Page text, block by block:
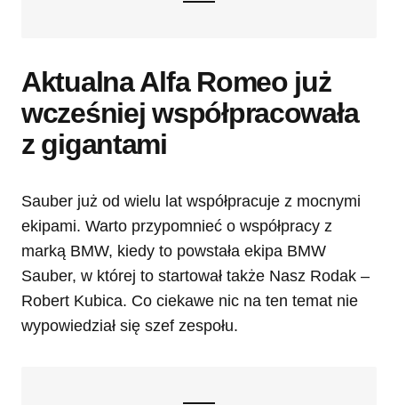
Aktualna Alfa Romeo już
wcześniej współpracowała
z gigantami
Sauber już od wielu lat współpracuje z mocnymi
ekipami. Warto przypomnieć o współpracy z
marką BMW, kiedy to powstała ekipa BMW
Sauber, w której to startował także Nasz Rodak –
Robert Kubica. Co ciekawe nic na ten temat nie
wypowiedział się szef zespołu.